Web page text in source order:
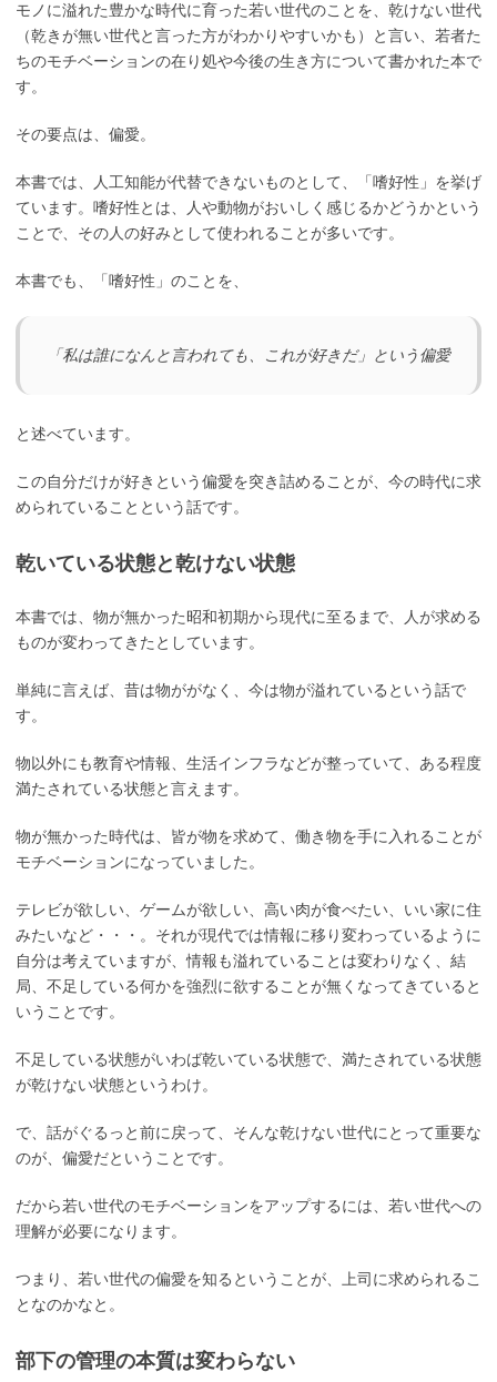
モノに溢れた豊かな時代に育った若い世代のことを、乾けない世代
（乾きが無い世代と言った方がわかりやすいかも）と言い、若者た
ちのモチベーションの在り処や今後の生き方について書かれた本で
す。
その要点は、偏愛。
本書では、人工知能が代替できないものとして、「嗜好性」を挙げ
ています。嗜好性とは、人や動物がおいしく感じるかどうかという
ことで、その人の好みとして使われることが多いです。
本書でも、「嗜好性」のことを、
「私は誰になんと言われても、これが好きだ」という偏愛
と述べています。
この自分だけが好きという偏愛を突き詰めることが、今の時代に求
められていることという話です。
乾いている状態と乾けない状態
本書では、物が無かった昭和初期から現代に至るまで、人が求める
ものが変わってきたとしています。
単純に言えば、昔は物ががなく、今は物が溢れているという話で
す。
物以外にも教育や情報、生活インフラなどが整っていて、ある程度
満たされている状態と言えます。
物が無かった時代は、皆が物を求めて、働き物を手に入れることが
モチベーションになっていました。
テレビが欲しい、ゲームが欲しい、高い肉が食べたい、いい家に住
みたいなど・・・。それが現代では情報に移り変わっているように
自分は考えていますが、情報も溢れていることは変わりなく、結
局、不足している何かを強烈に欲することが無くなってきていると
いうことです。
不足している状態がいわば乾いている状態で、満たされている状態
が乾けない状態というわけ。
で、話がぐるっと前に戻って、そんな乾けない世代にとって重要な
のが、偏愛だということです。
だから若い世代のモチベーションをアップするには、若い世代への
理解が必要になります。
つまり、若い世代の偏愛を知るということが、上司に求められるこ
となのかなと。
部下の管理の本質は変わらない